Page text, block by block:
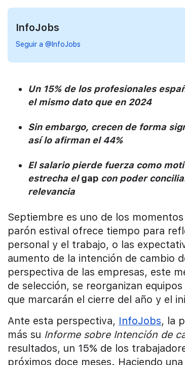
InfoJobs
Seguir a @InfoJobs
Un 15% de los profesionales
el mismo dato que en 2024
Sin embargo, crecen de forma
así lo afirman el 44%
El salario pierde fuerza como
estrecha elgap con poder
relevancia
Septiembre es uno de los
parón estival ofrece tiempo para
personal y el trabajo, o las
aumento de la intención de cambio
perspectiva de las empresas, este
de selección, se reorganizan
que marcarán el cierre del año y el
Ante esta perspectiva, InfoJobs, la
más su Informe sobre Intención de
resultados, un 15% de los
próximos doce meses. Haciendo